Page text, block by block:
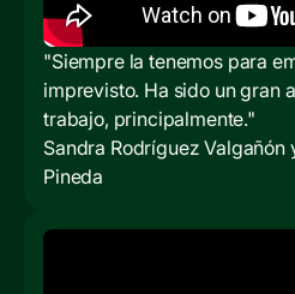
"Siempre la tenemos para
imprevisto. Ha sido un gran
trabajo, principalmente."
Sandra Rodríguez Valgañón
Pineda